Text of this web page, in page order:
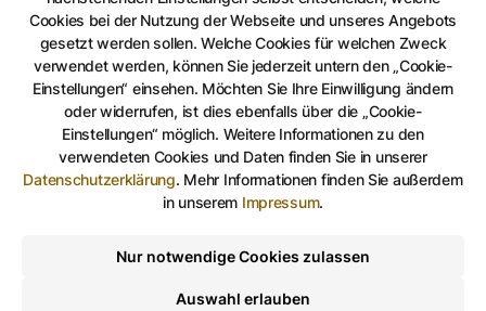
Cookies bei der Nutzung der Webseite und unseres Angebots
gesetzt werden sollen. Welche Cookies für welchen Zweck
verwendet werden, können Sie jederzeit untern den „Cookie-
Einstellungen“ einsehen. Möchten Sie Ihre Einwilligung ändern
oder widerrufen, ist dies ebenfalls über die „Cookie-
Einstellungen“ möglich. Weitere Informationen zu den
verwendeten Cookies und Daten finden Sie in unserer
Datenschutzerklärung. Mehr Informationen finden Sie außerdem
in unserem Impressum.
Nur notwendige Cookies zulassen
Auswahl erlauben
Reinhold und Fischer aus dem 19. Jahrhundert, des
Geraer Künstlerkreises um Otto Dix in der ersten
Hälfte des 20. Jahrhunderts, etwa Kurt Günther,
Alexander Wolfgang, Erich Drechsler, Paul Neidhardt,
Hermann Paschold und Paul Weiser, sowie den
Nachlass des Bauhaus-Schülers Kurt Schmidt, der
1923 für die Bauhaus-Bühne das „Mechanische
umfangreiches Grafikkonvolut, eine Sammlung von
Handzeichnungen der DDR und seit Beginn der